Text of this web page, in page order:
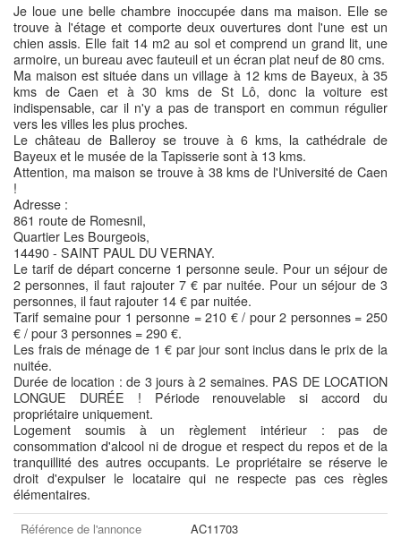
Je loue une belle chambre inoccupée dans ma maison. Elle se
trouve à l'étage et comporte deux ouvertures dont l'une est un
chien assis. Elle fait 14 m2 au sol et comprend un grand lit, une
armoire, un bureau avec fauteuil et un écran plat neuf de 80 cms.
Ma maison est située dans un village à 12 kms de Bayeux, à 35
kms de Caen et à 30 kms de St Lô, donc la voiture est
indispensable, car il n'y a pas de transport en commun régulier
vers les villes les plus proches.
Le château de Balleroy se trouve à 6 kms, la cathédrale de
Bayeux et le musée de la Tapisserie sont à 13 kms.
Attention, ma maison se trouve à 38 kms de l'Université de Caen
!
Adresse :
861 route de Romesnil,
Quartier Les Bourgeois,
14490 - SAINT PAUL DU VERNAY.
Le tarif de départ concerne 1 personne seule. Pour un séjour de
2 personnes, il faut rajouter 7 € par nuitée. Pour un séjour de 3
personnes, il faut rajouter 14 € par nuitée.
Tarif semaine pour 1 personne = 210 € / pour 2 personnes = 250
€ / pour 3 personnes = 290 €.
Les frais de ménage de 1 € par jour sont inclus dans le prix de la
nuitée.
Durée de location : de 3 jours à 2 semaines. PAS DE LOCATION
LONGUE DURÉE ! Période renouvelable si accord du
propriétaire uniquement.
Logement soumis à un règlement intérieur : pas de
consommation d'alcool ni de drogue et respect du repos et de la
tranquillité des autres occupants. Le propriétaire se réserve le
droit d'expulser le locataire qui ne respecte pas ces règles
élémentaires.
Référence de l'annonce
AC11703